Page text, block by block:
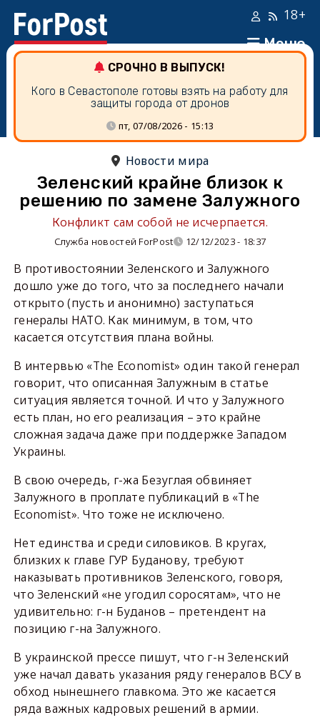
Меню
18+
СРОЧНО В ВЫПУСК!
Кого в Севастополе готовы взять на работу для
защиты города от дронов
пт, 07/08/2026 - 15:13
Новости мира
Зеленский крайне близок к
решению по замене Залужного
Конфликт сам собой не исчерпается.
Служба новостей ForPost 12/12/2023 - 18:37
В противостоянии Зеленского и Залужного
дошло уже до того, что за последнего начали
открыто (пусть и анонимно) заступаться
генералы НАТО. Как минимум, в том, что
касается отсутствия плана войны.
В интервью «The Economist» один такой генерал
говорит, что описанная Залужным в статье
ситуация является точной. И что у Залужного
есть план, но его реализация – это крайне
сложная задача даже при поддержке Западом
Украины.
В свою очередь, г-жа Безуглая обвиняет
Залужного в проплате публикаций в «The
Economist». Что тоже не исключено.
Нет единства и среди силовиков. В кругах,
близких к главе ГУР Буданову, требуют
наказывать противников Зеленского, говоря,
что Зеленский «не угодил соросятам», что не
удивительно: г-н Буданов – претендент на
позицию г-на Залужного.
В украинской прессе пишут, что г-н Зеленский
уже начал давать указания ряду генералов ВСУ в
обход нынешнего главкома. Это же касается
ряда важных кадровых решений в армии.